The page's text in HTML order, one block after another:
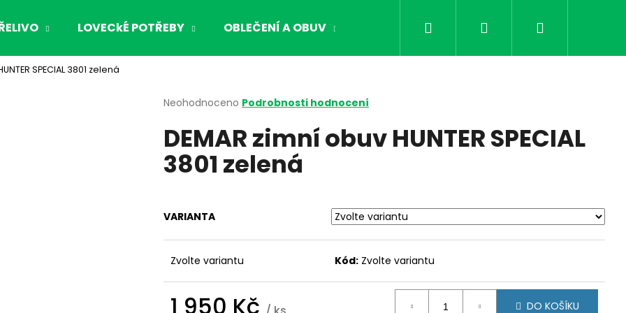
LOVECkÉ POTŘEBY OBLEČENÍ A OBUV NOČNÍ VIDĚNÍPřihlášení
SPECIAL 3801 zelená
Průměrné
produktu
je
0,0
z
Neohodnoceno Podrobnosti hodnocení
DEMAR zimní obuv HUNTER SPECIAL
3801 zelená
VARIANTA
Zvolte variantu Kód: Zvolte variantu
1 950 Kč DO KOŠÍKU
Co potřebujete najít?
HLEDAT